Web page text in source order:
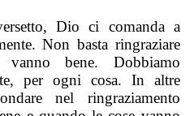
Dio ci comanda a
Non basta ringraziare
bene. Dobbiamo
per ogni cosa. In altre
nel ringraziamento